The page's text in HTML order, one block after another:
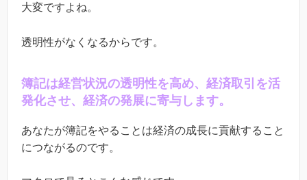
大変ですよね。
透明性がなくなるからです。
簿記は経営状況の透明性を高め、経済取引を活
発化させ、経済の発展に寄与します。
あなたが簿記をやることは経済の成長に貢献すること
につながるのです。